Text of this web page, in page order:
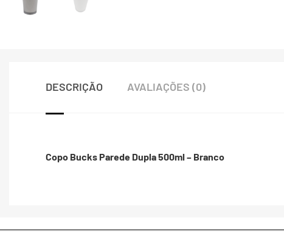
DESCRIÇÃO AVALIAÇÕES (0)
Copo Bucks Parede Dupla 500ml – Branco